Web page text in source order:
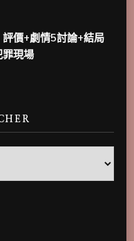
價+劇情5討論+結局
罪現場